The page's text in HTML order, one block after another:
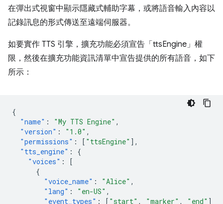
在彈出式視窗中顯示隱藏式輔助字幕，或將語音輸入內容以
記錄訊息的形式傳送至遠端伺服器。
如要實作 TTS 引擎，擴充功能必須宣告「ttsEngine」權
限，然後在擴充功能資訊清單中宣告提供的所有語音，如下
所示：
{
"name" : "My TTS Engine" ,
"version" : "1.0" ,
"permissions" : [ "ttsEngine" ],
"tts_engine" :
{
"voices" :
[
{
"voice_name" : "Alice" ,
"lang" : "en-US" ,
"event_types" : [ "start" , "marker" , "end" ]